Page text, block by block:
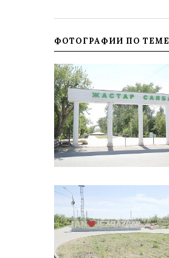
ФОТОГРАФИИ ПО ТЕМЕ